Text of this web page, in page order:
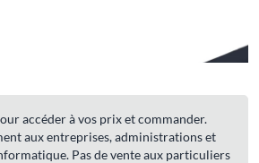
accéder à vos prix et commander.
aux entreprises, administrations et
Pas de vente aux particuliers